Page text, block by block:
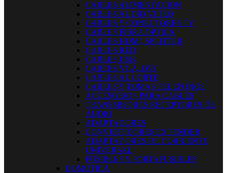
CABLES ALIMENTACION
CABLES AUDIO VIDEO
CABLES Y CONECTORES TV
CABLES FIBRA OPTICA
CABLES HDMI, SPLITTER
CABLES RED
CABLES USB
CABLES VGA, DVI
CABLES AL CORTE
CABLES Y TOMAS TELEFONOS
ACCESORIOS PARA CABLES
TRANSMISORES RECEPTORES DE
AUDIO
ADAPTADORES
CONVERTIDORES EXTENDER
ADAPTADORES DE CORRIENTE
UNIVERSAL
FUSIBLES Y PORTAFUSIBLES
DOMOTICA